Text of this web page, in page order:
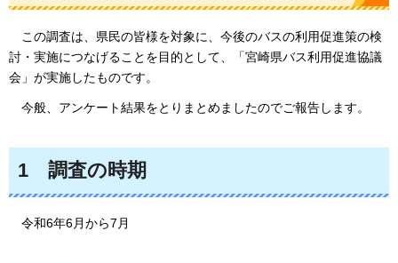
この調査は、県民の皆様を対象に、今後のバスの利用促進策の検
討・実施につなげることを目的として、「宮崎県バス利用促進協議
会」が実施したものです。
今般、アンケート結果をとりまとめましたのでご報告します。
1 調査の時期
令和6年6月から7月